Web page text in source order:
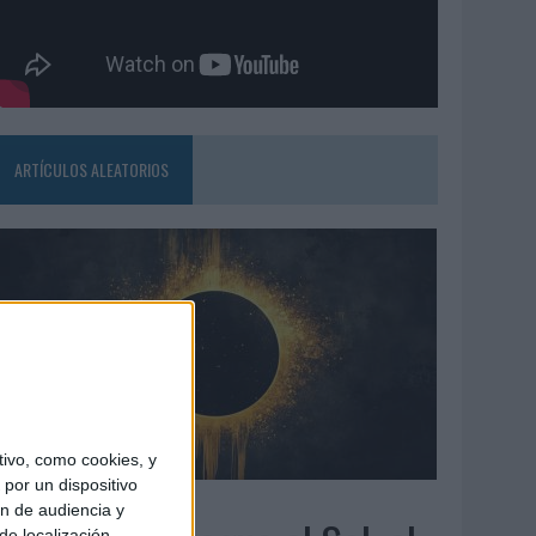
como cookies, y
un dispositivo
de audiencia y
ARTÍCULOS ALEATORIOS
08/2026